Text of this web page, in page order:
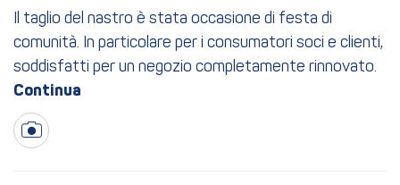
Il taglio del nastro è stata occasione di festa di
comunità. In particolare per i consumatori soci e clienti,
soddisfatti per un negozio completamente rinnovato.